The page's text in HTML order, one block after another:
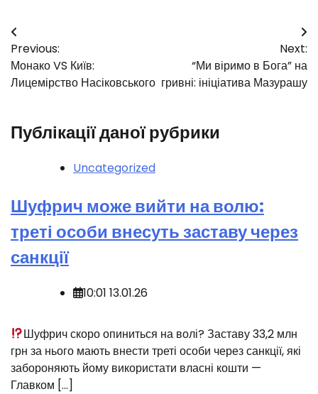
Навігація
записів
Previous:
Монако VS Київ:
Лицемірство Насіковського
Next:
“Ми віримо в Бога” на
гривні: ініціатива Мазурашу
Публікації даної рубрики
Uncategorized
Шуфрич може вийти на волю:
треті особи внесуть заставу через
санкції
10:01 13.01.26
Шуфрич скоро опиниться на волі? Заставу 33,2 млн
грн за нього мають внести треті особи через санкції, які
забороняють йому використати власні кошти —
Главком […]